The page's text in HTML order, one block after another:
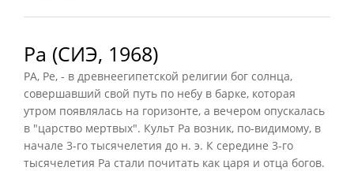
Ра (СИЭ, 1968)
РА, Ре, - в древнеегипетской религии бог солнца,
совершавший свой путь по небу в барке, которая
утром появлялась на горизонте, а вечером опускалась
в "царство мертвых". Культ Ра возник, по-видимому, в
начале 3-го тысячелетия до н. э. К середине 3-го
тысячелетия Ра стали почитать как царя и отца богов.